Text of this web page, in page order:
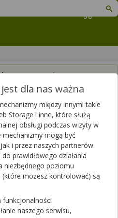
Koszyk
neoparin mogę
tatuażu?
przy pępeku
wstrzyknąć
dla nas ważna
między innymi takie
Storage i inne, które służą
obsługi podczas wizyty w
mechanizmy mogą być
i przez naszych partnerów.
prawidłowego działania
niezbędnego poziomu
(które możesz kontrolować) są
funkcjonalności
naszego serwisu,